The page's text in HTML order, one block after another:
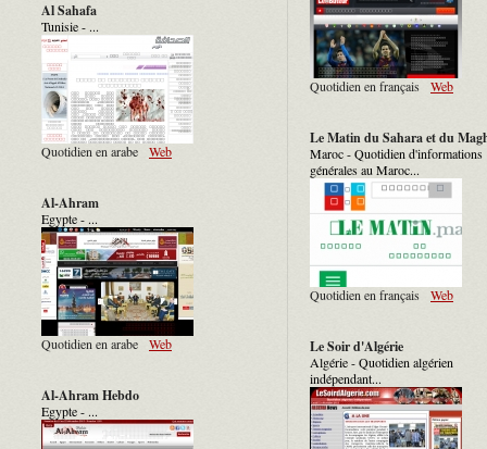
Al Sahafa
Tunisie - ...
Quotidien en arabe Web
Al-Ahram
Egypte - ...
Quotidien en arabe Web
Al-Ahram Hebdo
Egypte - ...
Quotidien en français Web
Le Matin du Sahara et du
Maroc - Quotidien d'informations
générales au Maroc...
Quotidien en français Web
Le Soir d'Algérie
Algérie - Quotidien algérien
indépendant...